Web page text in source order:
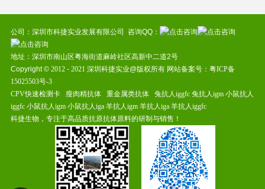
公司：深圳市科捷实业发展有限公司 咨询QQ：
地址：深圳市南山区粤海街道麻岭社区高新中二道2号
Copyright © 2012 - 2021 深圳科捷实业@版权所有 网站备案号： 粤ICP备
15025503号-3
CPV快速检测卡
瘦肉精抗体 重金属类抗体 兔抗人iggfc 兔抗人igm 小鼠抗人
iggfc 小鼠抗人igm 小鼠抗人iga 羊抗人igm 羊抗人iga 羊抗人iggfc
科捷生物，专注于高品质抗原抗体原料的研制与销售！